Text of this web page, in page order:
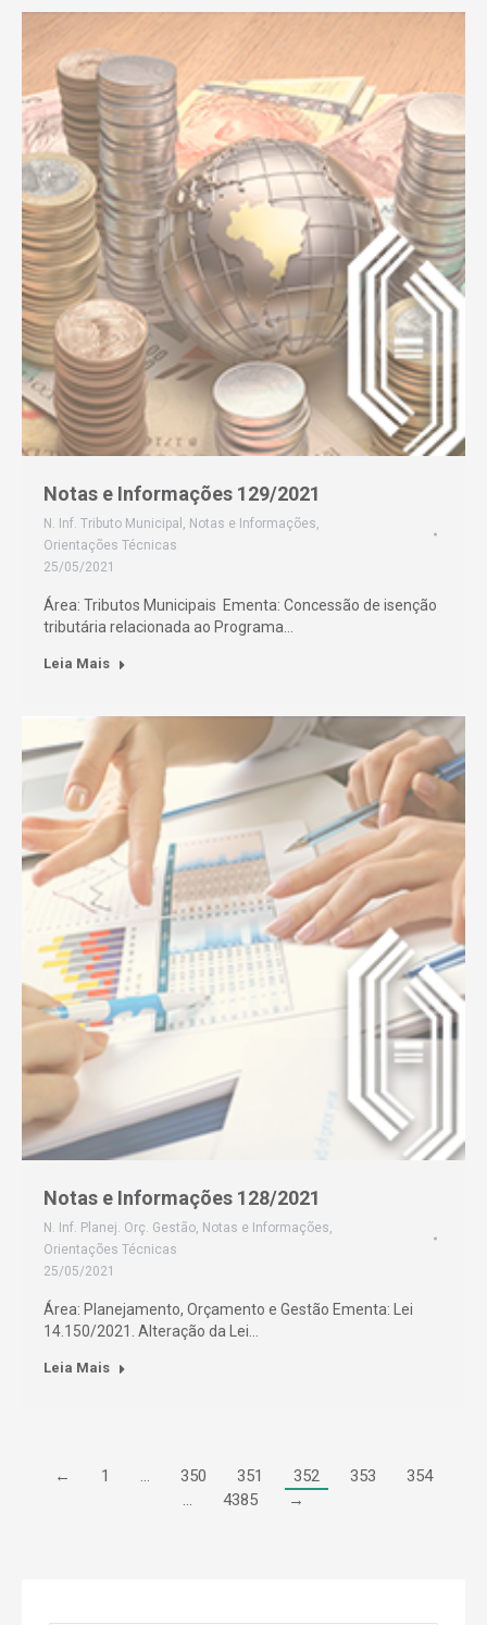
Notas e Informações 129/2021
N. Inf. Tributo Municipal , Notas e Informações,
Orientações Técnicas
25/05/2021
Área: Tributos Municipais Ementa: Concessão de isenção
tributária relacionada ao Programa…
Leia Mais
Notas e Informações 128/2021
N. Inf. Planej. Orç. Gestão, Notas e Informações,
Orientações Técnicas
25/05/2021
Área: Planejamento, Orçamento e Gestão Ementa: Lei
14.150/2021. Alteração da Lei…
Leia Mais
← 1 … 350 351 352 353
354
…
4385 →